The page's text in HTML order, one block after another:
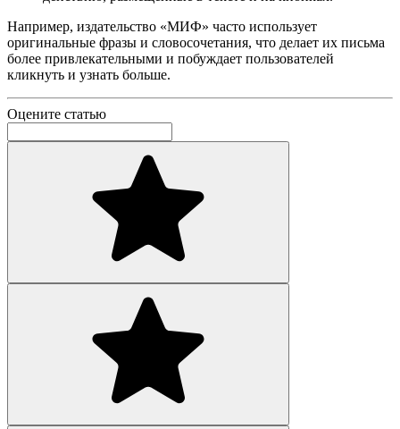
Например, издательство «МИФ» часто использует
оригинальные фразы и словосочетания, что делает их письма
более привлекательными и побуждает пользователей
кликнуть и узнать больше.
Оцените статью